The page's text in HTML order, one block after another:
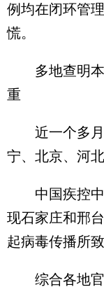
例均在闭环管
慌。
多地查明本
重
近一个多月
宁、北京、河
中国疾控中
现石家庄和邢
起病毒传播所
综合各地官